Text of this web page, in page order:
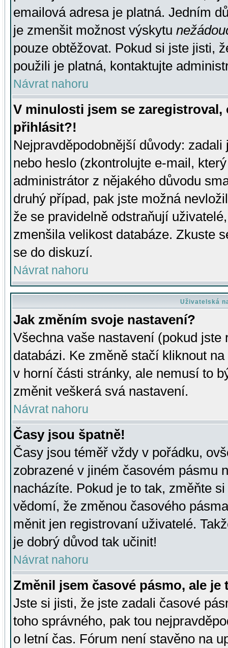
emailová adresa je platná. Jedním
je zmenšit možnost výskytu
pouze obtěžovat. Pokud si jste jisti,
použili je platná, kontaktujte
Návrat nahoru
V minulosti jsem se
přihlásit?!
Nejpravděpodobnější důvody:
nebo heslo (zkontrolujte e-mail,
administrátor z nějakého důvodu
druhý případ, pak jste možná
že se pravidelně odstraňují
zmenšila velikost databáze. Zkuste
se do diskuzí.
Návrat nahoru
Uživatelská
Jak změním svoje nastavení?
Všechna vaše nastavení (pokud
databázi. Ke změně stačí kliknout
v horní části stránky, ale nemusí to
změnit veškerá svá nastavení.
Návrat nahoru
Časy jsou špatně!
Časy jsou téměř vždy v pořádku,
zobrazené v jiném časovém pásmu
nacházíte. Pokud je to tak, změňte
vědomí, že změnou časového
měnit jen registrovaní uživatelé.
je dobrý důvod tak učinit!
Návrat nahoru
Změnil jsem časové pásmo, ale je
Jste si jisti, že jste zadali časové
toho správného, pak tou
o letní čas. Fórum není stavěno na